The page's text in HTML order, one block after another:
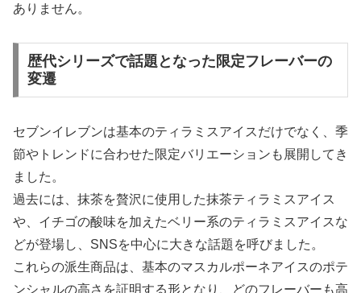
ありません。
歴代シリーズで話題となった限定フレーバーの
変遷
セブンイレブンは基本のティラミスアイスだけでなく、季
節やトレンドに合わせた限定バリエーションも展開してき
ました。
過去には、抹茶を贅沢に使用した抹茶ティラミスアイス
や、イチゴの酸味を加えたベリー系のティラミスアイスな
どが登場し、SNSを中心に大きな話題を呼びました。
これらの派生商品は、基本のマスカルポーネアイスのポテ
ンシャルの高さを証明する形となり、どのフレーバーも高